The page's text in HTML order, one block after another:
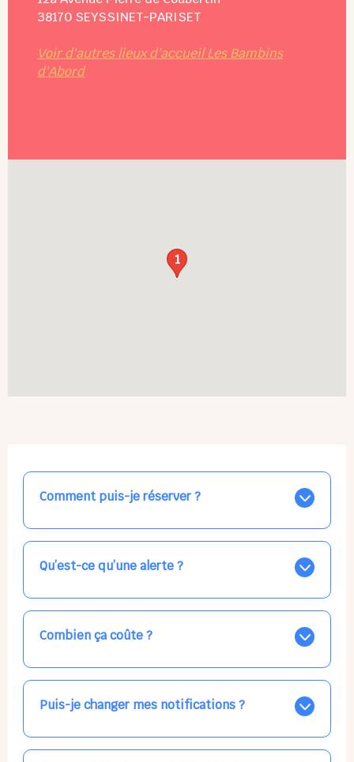
38170 SEYSSINET-PARISET
Voir d'autres lieux d'accueil Les Bambins
d'Abord
1
Comment puis-je réserver ?
Nos places libres au quotidien sont affichées jour par
jour dans le calendrier ci-dessus, EN BLEU. Tapez sur
celle qui vous intéresse, choisissez vos horaires, et la
confirmation est immédiate ! Vos accueils
Qu’est-ce qu’une alerte ?
Vous avez besoin d'une solution d'accueil pour une
date précise, ou pour un jour régulier dans la semaine,
mais les places disponibles EN BLEU ne correspondent
pas ? Créez une alerte ponctuelle ou récurrente, ainsi
Combien ça coûte ?
Votre accueil est normalement facturé par la direction
de la crèche, en fin de mois, selon votre taux horaire
habituel. N'hésitez pas à confirmer directement avec
l'équipe lors de la prochaine visite !
Puis-je changer mes notifications ?
Dans votre profil (bouton bleu en haut à droite), vous
pouvez choisir de recevoir les alertes et confirmations